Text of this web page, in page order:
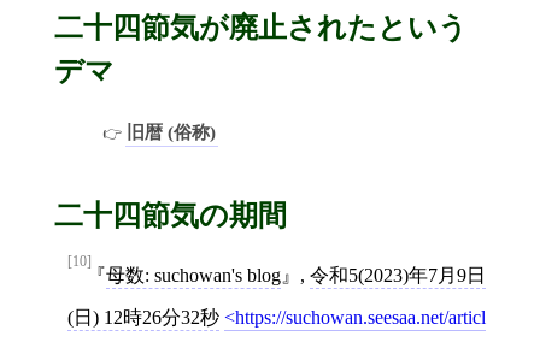
二十四節気が廃止されたという
デマ
旧暦 (俗称)
二十四節気の期間
[10]
母数: suchowan's blog , 令和5(2023)年7月9日
(日) 12時26分32秒 https://suchowan.seesaa.net/articl